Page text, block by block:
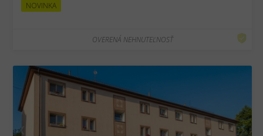
NOVINKA
OVERENÁ NEHNUTEĽNOSŤ
❮ ❯